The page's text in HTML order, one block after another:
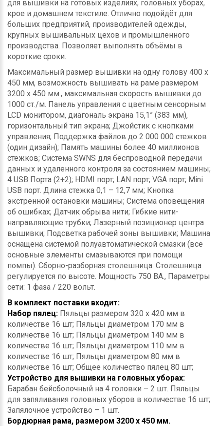
для вышивки на готовых изделиях, головных уборах,
крое и домашнем текстиле. Отлично подойдёт для
больших предприятий, производителей одежды,
крупных вышивальных цехов и промышленного
производства. Позволяет выполнять объёмы в
короткие сроки.
Максимальный размер вышивки на одну голову 400 х
450 мм, возможность вышивать на раме размером
3200 х 450 мм., максимальная скорость вышивки до
1000 ст./м. Панель управления с цветным сенсорным
LCD монитором, диагональ экрана 15,1” (383 мм),
горизонтальный тип экрана; Джойстик с кнопками
управления; Поддержка файлов до 2 000 000 стежков
(один дизайн); Память машины более 40 миллионов
стежков; Система SWNS для беспроводной передачи
данных и удаленного контроля за состоянием машины;
4 USB Порта (2+2); HDMI порт; LAN порт; VGA порт; Mini
USB порт. Длина стежка 0,1 – 12,7 мм; Кнопка
экстренной остановки машины; Система оповещения
об ошибках; Датчик обрыва нити; Гибкие нити-
направляющие трубки; Лазерный позиционер центра
вышивки; Подсветка рабочей зоны вышивки; Машина
оснащена системой полуавтоматической смазки (все
основные элементы смазываются при помощи
помпы). Сборно-разборная столешница. Столешница
регулируется по высоте. Мощность 750 ВА., Параметры
сети: 1 фаза / 220 вольт.
В комплект поставки входит:
Набор пялец: Пяльцы размером 320 х 420 мм в
количестве 16 шт; Пяльцы диаметром 170 мм в
количестве 16 шт; Пяльцы диаметром 140 мм в
количестве 16 шт; Пяльцы диаметром 110 мм в
количестве 16 шт; Пяльцы диаметром 80 мм в
количестве 16 шт; Общее количество пялец 80 шт;
Устройство для вышивки на головных уборах:
Барабан бейсболочный на 4 головки – 2 шт. Пяльцы
для запяливания головных уборов в количестве 16 шт;
Запялочное устройство – 1 шт.
Бордюрная рама, размером 3200 х 450 мм.